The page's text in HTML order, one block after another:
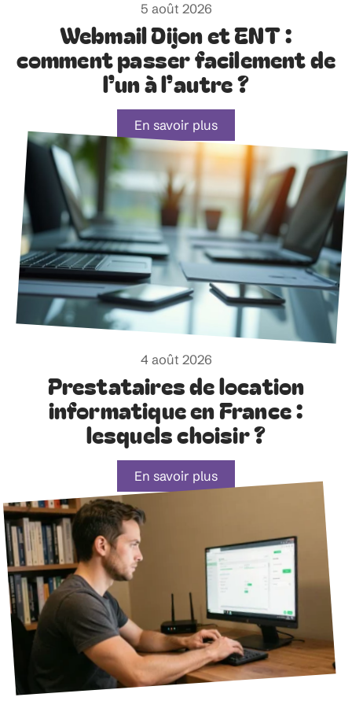
5 août 2026
Webmail Dijon et ENT :
comment passer facilement de
l’un à l’autre ?
En savoir plus
4 août 2026
Prestataires de location
informatique en France :
lesquels choisir ?
En savoir plus